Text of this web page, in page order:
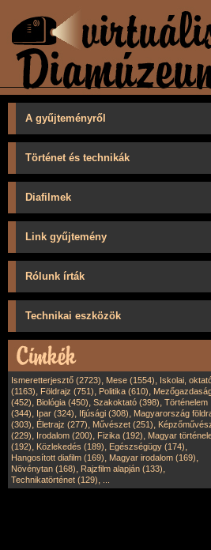
A gyűjteményről
Történet és technikák
Diafilmek
Link gyűjtemény
Rólunk írták
Technikai eszközök
Ismeretterjesztő (2723), Mese (1554), Iskolai,
(1163), Földrajz (751), Politika (610),
(452), Biológia (450), Szakoktató (398), Történelem
(344), Ipar (324), Ifjúsági (308), Magyarország
(303), Életrajz (277), Művészet (251),
(229), Irodalom (200), Fizika (192), Magyar
(192), Közlekedés (189), Egészségügy (174),
Hangosított diafilm (169), Magyar irodalom (169),
Növénytan (168), Rajzfilm alapján (133),
Technikatörténet (129),